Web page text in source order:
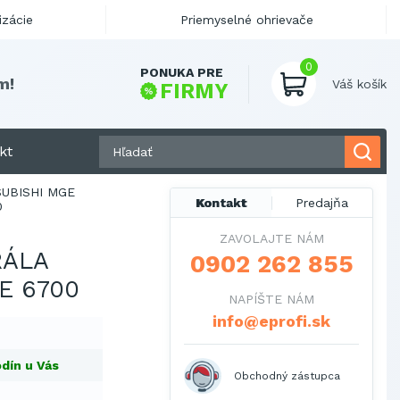
PONUKA PRE
FIRMY
0
Váš košík
MGE
6700
u Vás
Kontakt Predajňa
ZAVOLAJTE NÁM
0902 262 855
NAPÍŠTE NÁM
info@eprofi.sk
Obchodný zástupca
Priemyselné ohrievače